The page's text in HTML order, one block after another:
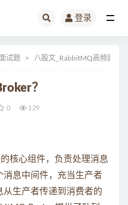
登录
试题 八股文_RabbitMQ高频面试题
？
0 129
核心组件，负责处理消息
消息中间件，充当生产者
生产者传递到消费者的